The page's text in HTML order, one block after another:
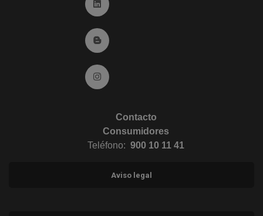
Ir a Linkedin (abre en ventana nueva)
Ir al Blog (abre en ventana nueva)
Ir a Instagram (abre en ventana nueva)
Contacto
Consumidores
Teléfono: 900 10 11 41
Aviso legal